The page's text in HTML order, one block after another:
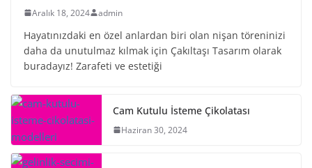
Aralık 18, 2024 admin
Hayatınızdaki en özel anlardan biri olan nişan töreninizi
daha da unutulmaz kılmak için Çakıltaşı Tasarım olarak
buradayız! Zarafeti ve estetiği
Cam Kutulu İsteme Çikolatası
Haziran 30, 2024